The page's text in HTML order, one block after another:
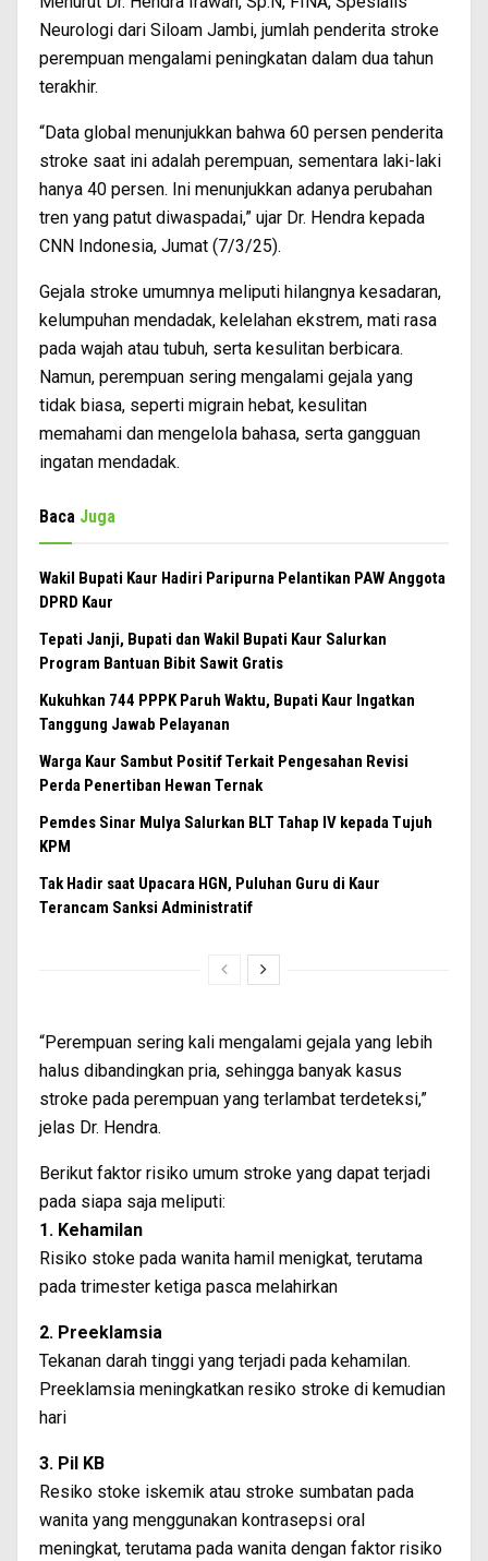
Neurologi dari Siloam Jambi, jumlah penderita stroke
perempuan mengalami peningkatan dalam dua tahun
terakhir.
“Data global menunjukkan bahwa 60 persen penderita
stroke saat ini adalah perempuan, sementara laki-laki
hanya 40 persen. Ini menunjukkan adanya perubahan
tren yang patut diwaspadai,” ujar Dr. Hendra kepada
CNN Indonesia, Jumat (7/3/25).
Gejala stroke umumnya meliputi hilangnya kesadaran,
kelumpuhan mendadak, kelelahan ekstrem, mati rasa
pada wajah atau tubuh, serta kesulitan berbicara.
Namun, perempuan sering mengalami gejala yang
tidak biasa, seperti migrain hebat, kesulitan
memahami dan mengelola bahasa, serta gangguan
ingatan mendadak.
Baca Juga
Wakil Bupati Kaur Hadiri Paripurna Pelantikan PAW Anggota
DPRD Kaur
Tepati Janji, Bupati dan Wakil Bupati Kaur Salurkan
Program Bantuan Bibit Sawit Gratis
Kukuhkan 744 PPPK Paruh Waktu, Bupati Kaur Ingatkan
Tanggung Jawab Pelayanan
Warga Kaur Sambut Positif Terkait Pengesahan Revisi
Perda Penertiban Hewan Ternak
Pemdes Sinar Mulya Salurkan BLT Tahap IV kepada Tujuh
KPM
Tak Hadir saat Upacara HGN, Puluhan Guru di Kaur
Terancam Sanksi Administratif
“Perempuan sering kali mengalami gejala yang lebih
halus dibandingkan pria, sehingga banyak kasus
stroke pada perempuan yang terlambat terdeteksi,”
jelas Dr. Hendra.
Berikut faktor risiko umum stroke yang dapat terjadi
pada siapa saja meliputi:
1. Kehamilan
Risiko stoke pada wanita hamil menigkat, terutama
pada trimester ketiga pasca melahirkan
2. Preeklamsia
Tekanan darah tinggi yang terjadi pada kehamilan.
Preeklamsia meningkatkan resiko stroke di kemudian
hari
3. Pil KB
Resiko stoke iskemik atau stroke sumbatan pada
wanita yang menggunakan kontrasepsi oral
meningkat, terutama pada wanita dengan faktor risiko